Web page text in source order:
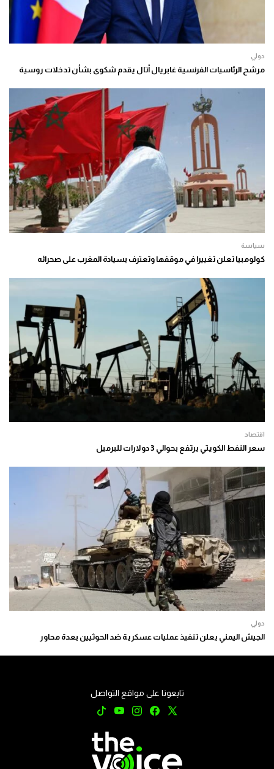
دولي
مرشح الرئاسيات الفرنسية غابريال أتال يقدم شكوى بشأن تدخلات روسية
سياسة
كولومبيا تعلن تغييرا في موقفها وتعترف بسيادة المغرب على صحرائه
اقتصاد
سعر النفط الكويتي يرتفع بحوالي 3 دولارات للبرميل
دولي
الجيش اليمني يعلن تنفيذ عمليات عسكرية ضد الحوثيين بعدة محاور
تابعونا على مواقع التواصل